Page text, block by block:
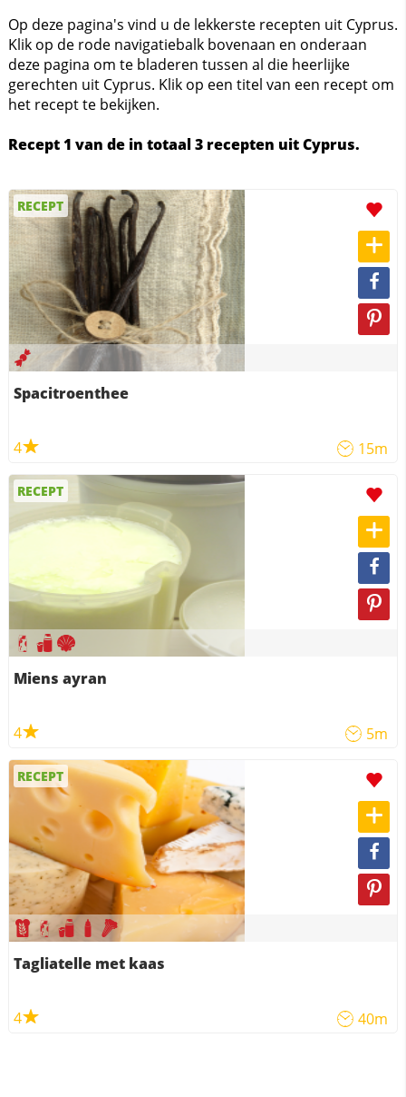
Op deze pagina's vind u de lekkerste recepten uit Cyprus.
Klik op de rode navigatiebalk bovenaan en onderaan
deze pagina om te bladeren tussen al die heerlijke
gerechten uit Cyprus. Klik op een titel van een recept om
het recept te bekijken.
Recept 1 van de in totaal 3 recepten uit Cyprus.
RECEPT
Spacitroenthee
4 15m
RECEPT
Miens ayran
4 5m
RECEPT
Tagliatelle met kaas
4 40m